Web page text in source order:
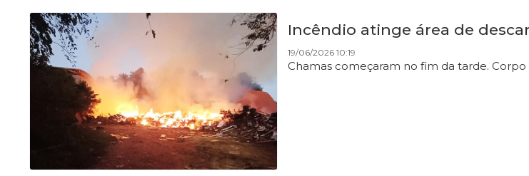
Incêndio atinge área de
19/06/2026 10:19
Chamas começaram no fim da tarde.